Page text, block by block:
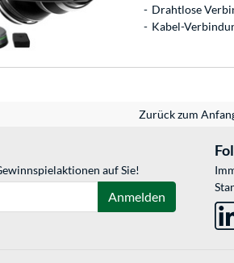
Drahtlose
Kabel-
Zurück zum
auf Sie!
Anmelden